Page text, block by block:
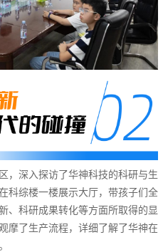
，深入探访了华神科技的科研与生
科综楼一楼展示大厅，带孩子们全
、科研成果转化等方面所取得的显
摩了生产流程，详细了解了华神在